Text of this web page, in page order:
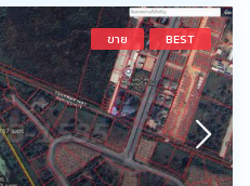
ขาย BEST